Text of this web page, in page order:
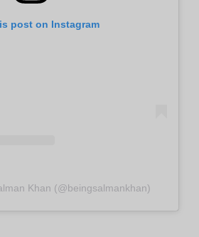
post on Instagram
Khan (@beingsalmankhan)